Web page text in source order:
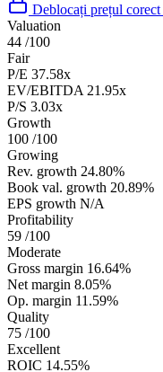
Deblocați prețul corect
Valuation
44 /100
Fair
P/E 37.58x
EV/EBITDA 21.95x
P/S 3.03x
Growth
100 /100
Growing
Rev. growth 24.80%
Book val. growth 20.89%
EPS growth N/A
Profitability
59 /100
Moderate
Gross margin 16.64%
Net margin 8.05%
Op. margin 11.59%
Quality
75 /100
Excellent
ROIC 14.55%